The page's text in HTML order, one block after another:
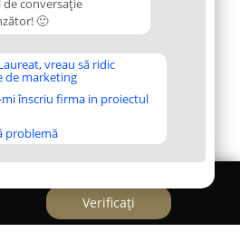
conversație
🙂
vreau să ridic
de marketing
mi înscriu firma in proiectul
problemă
Verificați